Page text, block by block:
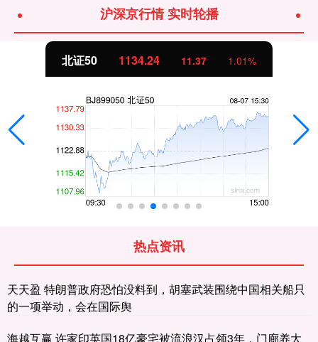
沪深京行情 实时轮播
北证50 1134.24 11.37 1.01%
热点资讯
天天盈 特朗普政府恐怕没料到，胡塞武装围绕中国相关船只
的一项举动，会在国际舆
海越互赢 许家印英国18亿豪宅被流浪汉占领3年，门廊养大